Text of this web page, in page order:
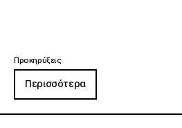
Προκηρύξεις
Περισσότερα